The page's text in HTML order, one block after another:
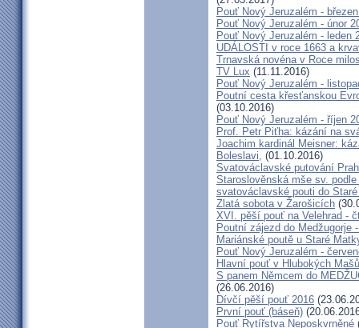
Pouť Nový Jeruzalém -
Pouť Nový Jeruzalém - únor
Pouť Nový Jeruzalém - leden
UDÁLOSTI v roce 1663 a
Trnavská novéna v Roce
TV Lux (11.11.2016)
Pouť Nový Jeruzalém -
Poutní cesta křesťanskou
(03.10.2016)
Pouť Nový Jeruzalém - říjen
Prof. Petr Piťha: kázání na
Joachim kardinál Meisner:
Boleslavi, (01.10.2016)
Svatováclavské putování
Staroslověnská mše sv.
svatováclavské pouti do
Zlatá sobota v Žarošicích
XVI. pěší pouť na Velehrad -
Poutní zájezd do Medžugorje
Mariánské poutě u Staré
Pouť Nový Jeruzalém -
Hlavní pouť v Hlubokých
S panem Němcem do
(26.06.2016)
Dívčí pěší pouť 2016
První pouť (báseň)
Pouť Rytířstva Neposkvrněné